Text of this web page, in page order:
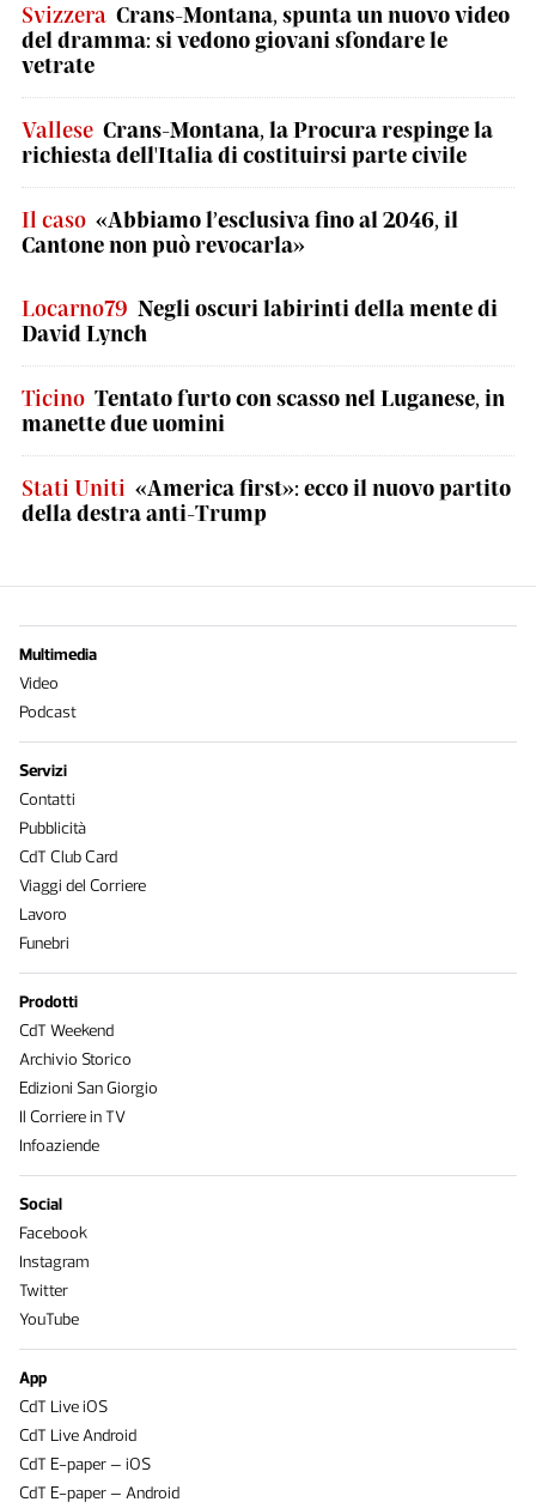
Svizzera Crans-Montana, spunta un nuovo video
del dramma: si vedono giovani sfondare le
vetrate
Vallese Crans-Montana, la Procura respinge la
richiesta dell'Italia di costituirsi parte civile
Il caso «Abbiamo l’esclusiva fino al 2046, il
Cantone non può revocarla»
Locarno79 Negli oscuri labirinti della mente di
David Lynch
Ticino Tentato furto con scasso nel Luganese, in
manette due uomini
Stati Uniti «America first»: ecco il nuovo partito
della destra anti-Trump
Multimedia
Video
Podcast
Servizi
Contatti
Pubblicità
CdT Club Card
Viaggi del Corriere
Lavoro
Funebri
Prodotti
CdT Weekend
Archivio Storico
Edizioni San Giorgio
Il Corriere in TV
Infoaziende
Social
Facebook
Instagram
Twitter
YouTube
App
CdT Live iOS
CdT Live Android
CdT E-paper – iOS
CdT E-paper – Android